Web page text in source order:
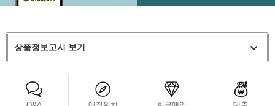
상품정보고시 보기